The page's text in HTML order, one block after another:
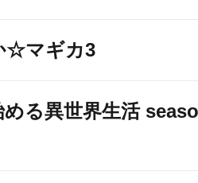
☆マギカ3
る異世界生活